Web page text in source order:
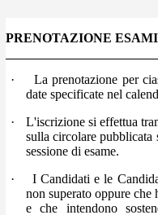
PRENOTAZIONE
·
La prenotazione per
date specificate nel
·
L'iscrizione si effettua
sulla circolare
sessione di esame.
·
I Candidati e le
non superato oppure che
e che intendono